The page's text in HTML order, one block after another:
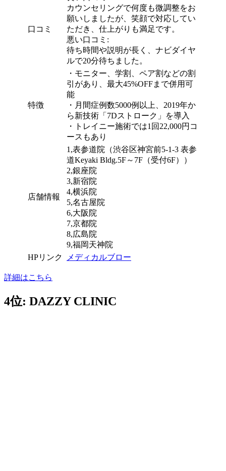
口コミ
カウンセリングで何度も微調整をお
願いしましたが、笑顔で対応してい
ただき、仕上がりも満足です。
悪い口コミ:
待ち時間や説明が長く、ナビダイヤ
ルで20分待ちました。
特徴
・ モニター、学割、ペア割などの割
引があり、最大45%OFFまで併用可
能
・ 月間症例数5000例以上、2019年か
ら新技術「7Dストローク」を導入
・
トレイニー施術では1回22,000円コ
ースもあり
店舗情報
1,表参道院（渋谷区神宮前5-1-3 表参
道Keyaki Bldg.5F～7F（受付6F））
2,銀座院
3,新宿院
4,横浜院
5,名古屋院
6,大阪院
7,京都院
8,広島院
9,福岡天神院
HPリンク
メディカルブロー
詳細はこちら
4位: DAZZY CLINIC